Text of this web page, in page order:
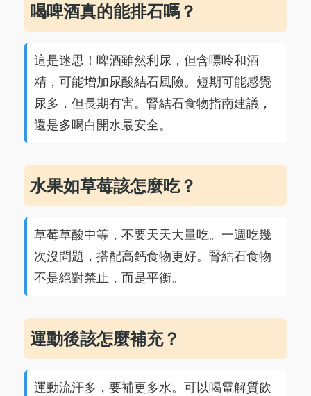
喝啤酒真的能排石嗎？
這是迷思！啤酒雖然利尿，但含嘌呤和酒
精，可能增加尿酸結石風險。短期可能感覺
尿多，但長期有害。腎結石食物指南建議，
還是多喝白開水最安全。
水果如草莓該怎麼吃？
草莓草酸中等，不要天天大量吃。一週吃幾
次沒問題，搭配高鈣食物更好。腎結石食物
不是絕對禁止，而是平衡。
運動後該怎麼補充？
運動流汗多，要補更多水。可以喝電解質飲